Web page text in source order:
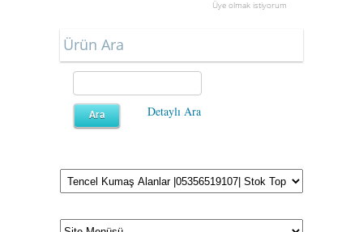
Üye olmak istiyorum
Ürün Ara
Detaylı Ara